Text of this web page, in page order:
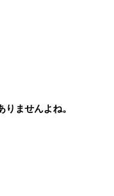
ませんよね。